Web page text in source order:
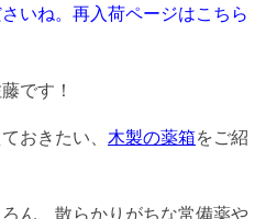
いね。再入荷ページはこちら
です！
おきたい、 木製の薬箱をご紹
ん、散らかりがちな常備薬や